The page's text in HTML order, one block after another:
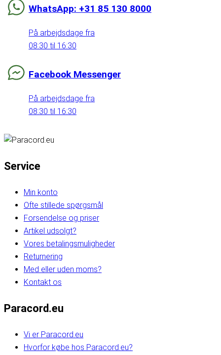
WhatsApp: +31 85 130 8000
På arbejdsdage fra
08:30 til 16:30
Facebook Messenger
På arbejdsdage fra
08:30 til 16:30
Service
Min konto
Ofte stillede spørgsmål
Forsendelse og priser
Artikel udsolgt?
Vores betalingsmuligheder
Returnering
Med eller uden moms?
Kontakt os
Paracord.eu
Vi er Paracord.eu
Hvorfor købe hos Paracord.eu?